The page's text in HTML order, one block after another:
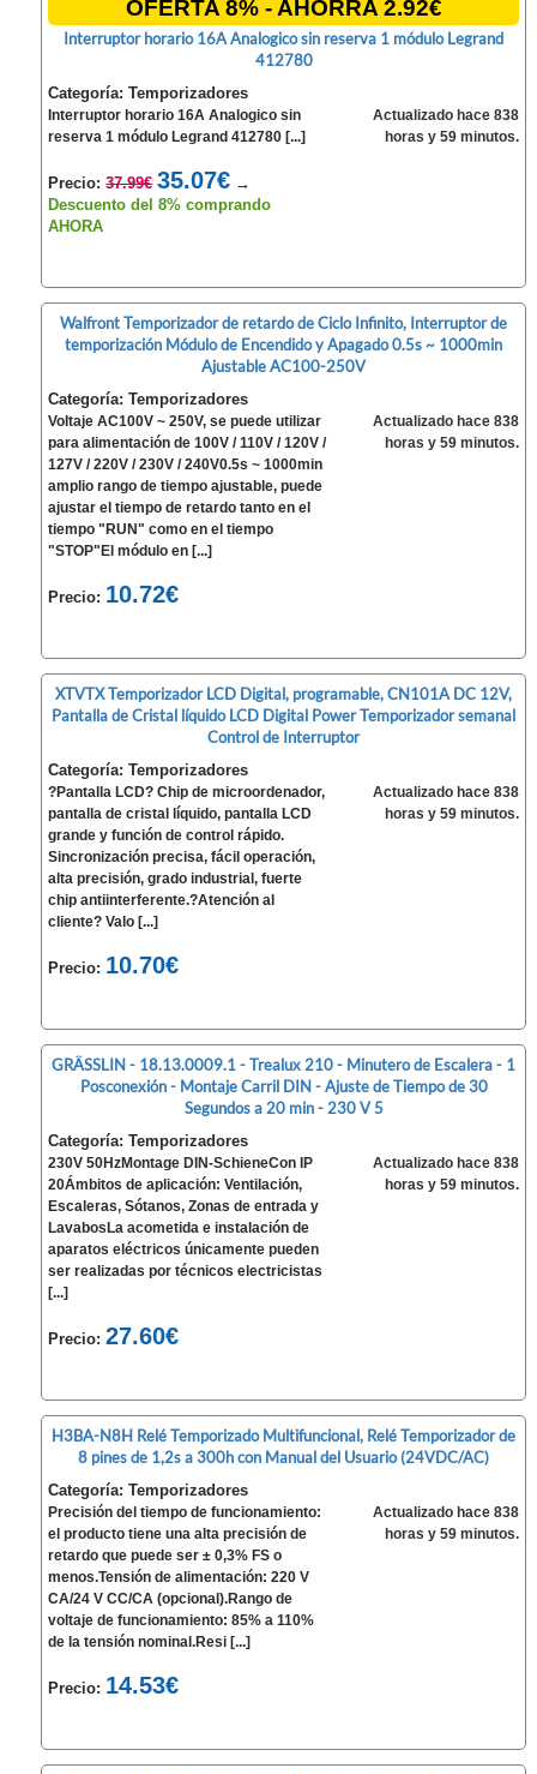
OFERTA 8% - AHORRA 2.92€
Interruptor horario 16A Analogico sin reserva 1 módulo Legrand
412780
Categoría: Temporizadores
Interruptor horario 16A Analogico sin
reserva 1 módulo Legrand 412780 [...]
Precio:37.99€ 35.07€ →
Descuento del 8% comprando
AHORA
Actualizado hace 838
horas y 59 minutos.
Walfront Temporizador de retardo de Ciclo Infinito, Interruptor de
temporización Módulo de Encendido y Apagado 0.5s ~ 1000min
Ajustable AC100-250V
Categoría: Temporizadores
Voltaje AC100V ~ 250V, se puede utilizar
para alimentación de 100V / 110V / 120V /
127V / 220V / 230V / 240V0.5s ~ 1000min
amplio rango de tiempo ajustable, puede
ajustar el tiempo de retardo tanto en el
tiempo "RUN" como en el tiempo
"STOP"El módulo en [...]
Precio: 10.72€
Actualizado hace 838
horas y 59 minutos.
XTVTX Temporizador LCD Digital, programable, CN101A DC 12V,
Pantalla de Cristal líquido LCD Digital Power Temporizador semanal
Control de Interruptor
Categoría: Temporizadores
?Pantalla LCD? Chip de microordenador,
pantalla de cristal líquido, pantalla LCD
grande y función de control rápido.
Sincronización precisa, fácil operación,
alta precisión, grado industrial, fuerte
chip antiinterferente.?Atención al
cliente? Valo [...]
Precio: 10.70€
Actualizado hace 838
horas y 59 minutos.
GRÄSSLIN - 18.13.0009.1 - Trealux 210 - Minutero de Escalera - 1
Posconexión - Montaje Carril DIN - Ajuste de Tiempo de 30
Segundos a 20 min - 230 V 5
Categoría: Temporizadores
230V 50HzMontage DIN-SchieneCon IP
20Ámbitos de aplicación: Ventilación,
Escaleras, Sótanos, Zonas de entrada y
LavabosLa acometida e instalación de
aparatos eléctricos únicamente pueden
ser realizadas por técnicos electricistas
[...]
Precio:27.60€
Actualizado hace 838
horas y 59 minutos.
H3BA-N8H Relé Temporizado Multifuncional, Relé Temporizador de
8 pines de 1,2s a 300h con Manual del Usuario (24VDC/AC)
Categoría: Temporizadores
Precisión del tiempo de funcionamiento:
el producto tiene una alta precisión de
retardo que puede ser ± 0,3% FS o
menos.Tensión de alimentación: 220 V
CA/24 V CC/CA (opcional).Rango de
voltaje de funcionamiento: 85% a 110%
de la tensión nominal.Resi [...]
Precio: 14.53€
Actualizado hace 838
horas y 59 minutos.